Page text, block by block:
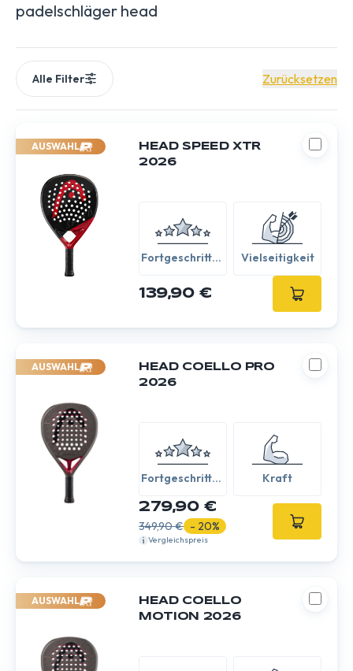
padelschläger head
AUSWAHL
HEAD SPEED XTR
2026
Fortgeschritten
Vielseitigkeit
139,90 €
AUSWAHL
HEAD COELLO PRO
2026
Fortgeschritten
Kraft
279,90 €
349,90 € - 20%
Vergleichspreis
AUSWAHL
HEAD COELLO
MOTION 2026
Alle Filter Zurücksetzen